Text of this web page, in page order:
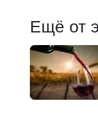
Ещё от